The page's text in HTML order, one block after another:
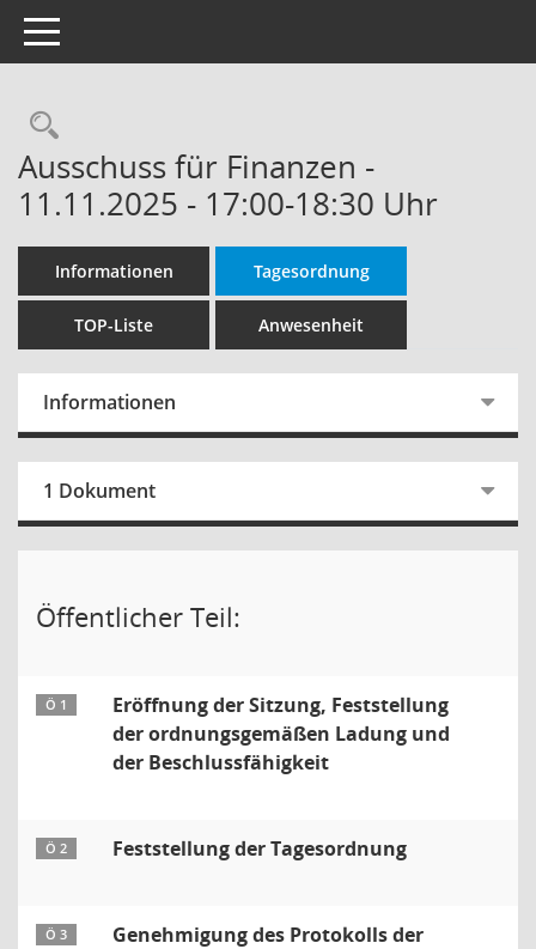
Toggle navigation
Rechercheauswahl
Ausschuss für Finanzen -
11.11.2025 - 17:00-18:30 Uhr
Informationen Tagesordnung
TOP-Liste Anwesenheit
Informationen
1 Dokument
Öffentlicher Teil:
Ö 1
Eröffnung der Sitzung, Feststellung
der ordnungsgemäßen Ladung und
der Beschlussfähigkeit
Ö 2 Feststellung der Tagesordnung
Ö 3
Genehmigung des Protokolls der